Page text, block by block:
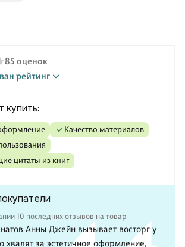
85 оценок
рейтинг
купить:
оформление
качество материалов
цитаты из книг
10 последних отзывов на товар
Анны Джейн вызывает восторг у
хвалят за эстетичное оформление,